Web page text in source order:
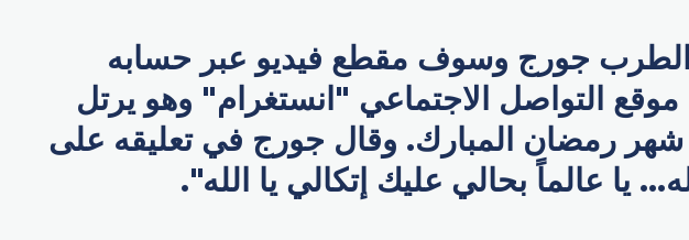
جورج وسوف مقطع فيديو عبر حسابه
التواصل الاجتماعي "انستغرام" وهو يرتل
شهر رمضان المبارك. وقال جورج في تعليقه على
يا عالماً بحالي عليك إتكالي يا الله".